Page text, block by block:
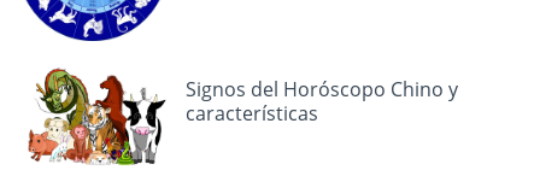
Signos del Horóscopo Chino y
características